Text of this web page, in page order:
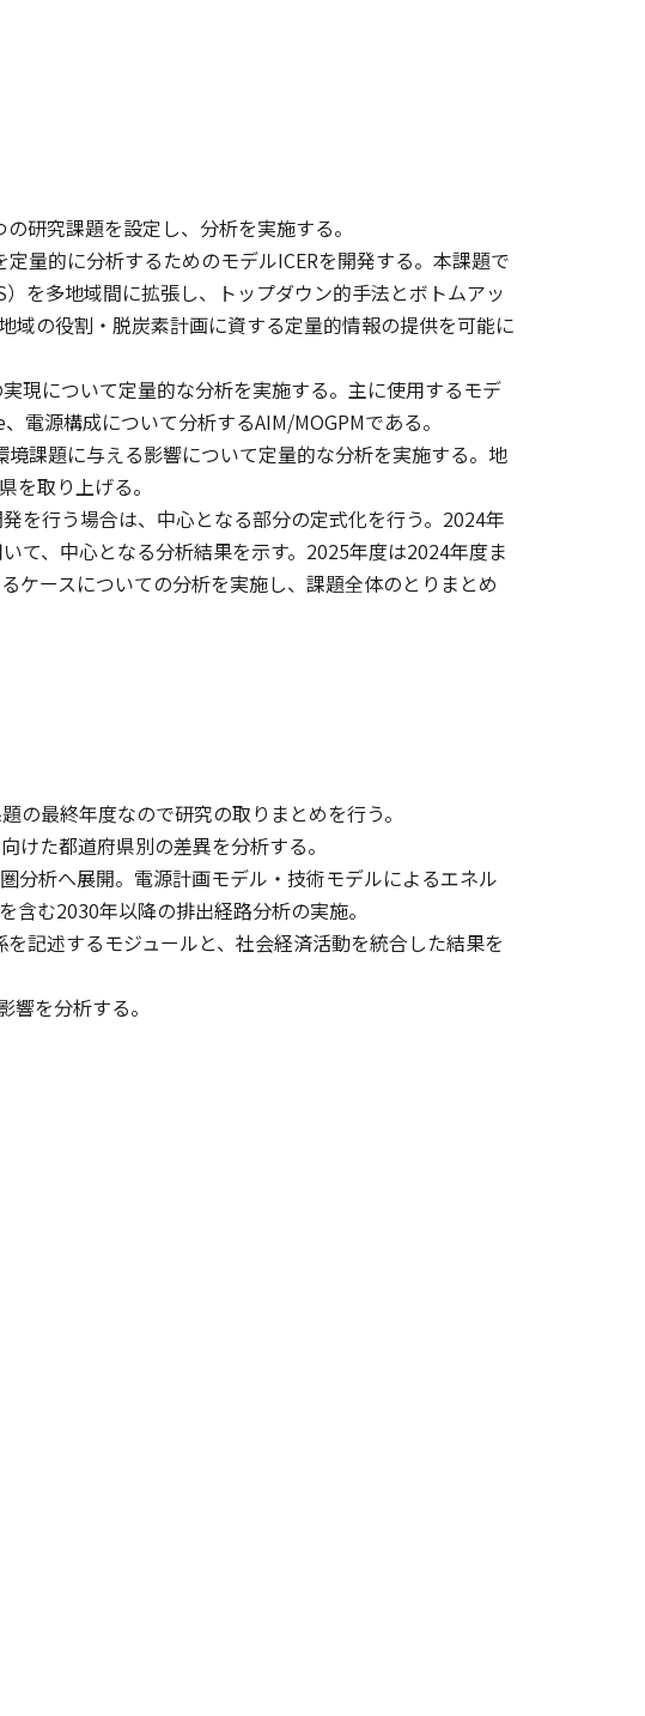
研究課題を設定し、分析を実施する。
量的に分析するためのモデルICERを開発する。本課題で
を多地域間に拡張し、トップダウン的手法とボトムアッ
域の役割・脱炭素計画に資する定量的情報の提供を可能に
現について定量的な分析を実施する。主に使用するモデ
電源構成について分析するAIM/MOGPMである。
課題に与える影響について定量的な分析を実施する。地
を取り上げる。
を行う場合は、中心となる部分の定式化を行う。2024年
て、中心となる分析結果を示す。2025年度は2024年度ま
ケースについての分析を実施し、課題全体のとりまとめ
の最終年度なので研究の取りまとめを行う。
けた都道府県別の差異を分析する。
分析へ展開。電源計画モデル・技術モデルによるエネル
む2030年以降の排出経路分析の実施。
記述するモジュールと、社会経済活動を統合した結果を
を分析する。